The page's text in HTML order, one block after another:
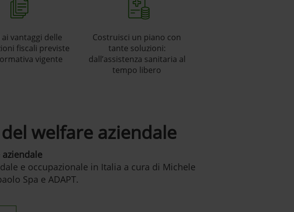
ai vantaggi delle
fiscali previste
vigente
Costruisci un piano con
tante soluzioni:
dall’assistenza sanitaria al
tempo libero
welfare aziendale
e occupazionale in Italia a cura di Michele
Spa e ADAPT.